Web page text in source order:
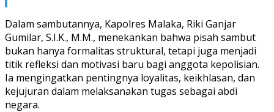
Dalam sambutannya, Kapolres Malaka, Riki Ganjar
Gumilar, S.I.K., M.M., menekankan bahwa pisah sambut
bukan hanya formalitas struktural, tetapi juga menjadi
titik refleksi dan motivasi baru bagi anggota kepolisian.
Ia mengingatkan pentingnya loyalitas, keikhlasan, dan
kejujuran dalam melaksanakan tugas sebagai abdi
negara.